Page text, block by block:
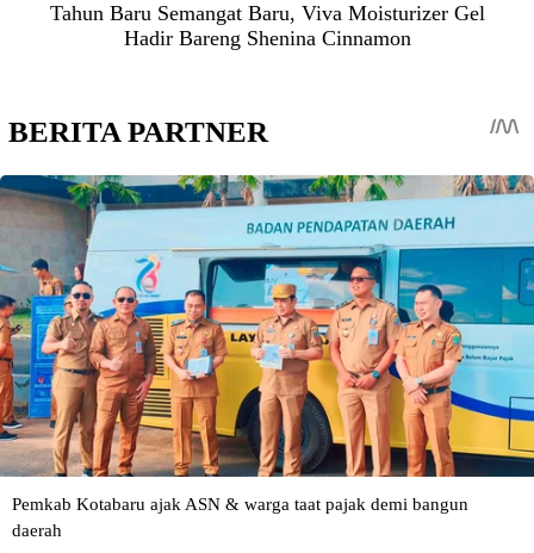
Tahun Baru Semangat Baru, Viva Moisturizer Gel
Hadir Bareng Shenina Cinnamon